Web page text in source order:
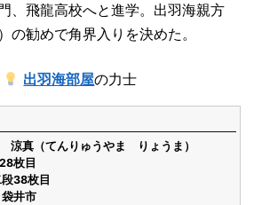
、飛龍高校へと進学。出羽海親方
の勧めで角界入りを決めた。
出羽海部屋の力士
涼真（てんりゅうやま りょうま）
枚目
38枚目
袋井市